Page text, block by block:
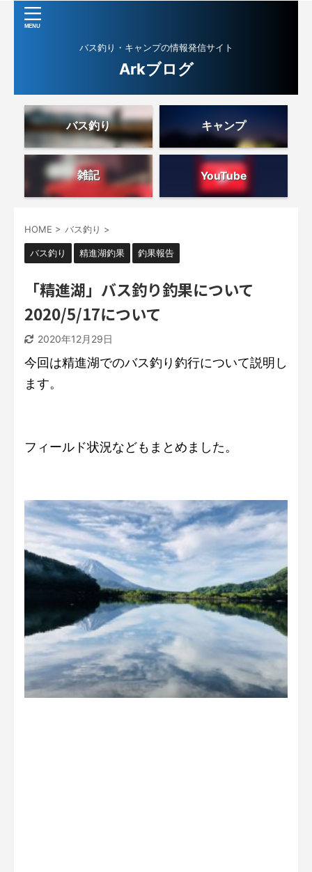
バス釣り・キャンプの情報発信サイト
Arkブログ
バス釣り キャンプ
雑記 YouTube
HOME > バス釣り >
バス釣り 精進湖釣果 釣果報告
「精進湖」バス釣り釣果について
2020/5/17について
2020年12月29日
今回は精進湖でのバス釣り釣行について説明し
ます。
フィールド状況などもまとめました。